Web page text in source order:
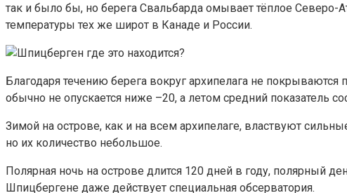
так и было бы, но берега Свальбарда омывает тёплое Северо-
температуры тех же широт в Канаде и России.
Благодаря течению берега вокруг архипелага не
обычно не опускается ниже –20, а летом средний показатель
Зимой на острове, как и на всем архипелаге, властвуют
но их количество небольшое.
Полярная ночь на острове длится 120 дней в году, полярный
Шпицбергене даже действует специальная обсерватория.